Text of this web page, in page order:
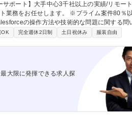
業務をお任せします。 ※プライム案件80％以
調査 ■問い合わせへに対する調査結果の報告
OK 完全週休2日制 土日祝休み 服装自由
大限に発揮できる求人探